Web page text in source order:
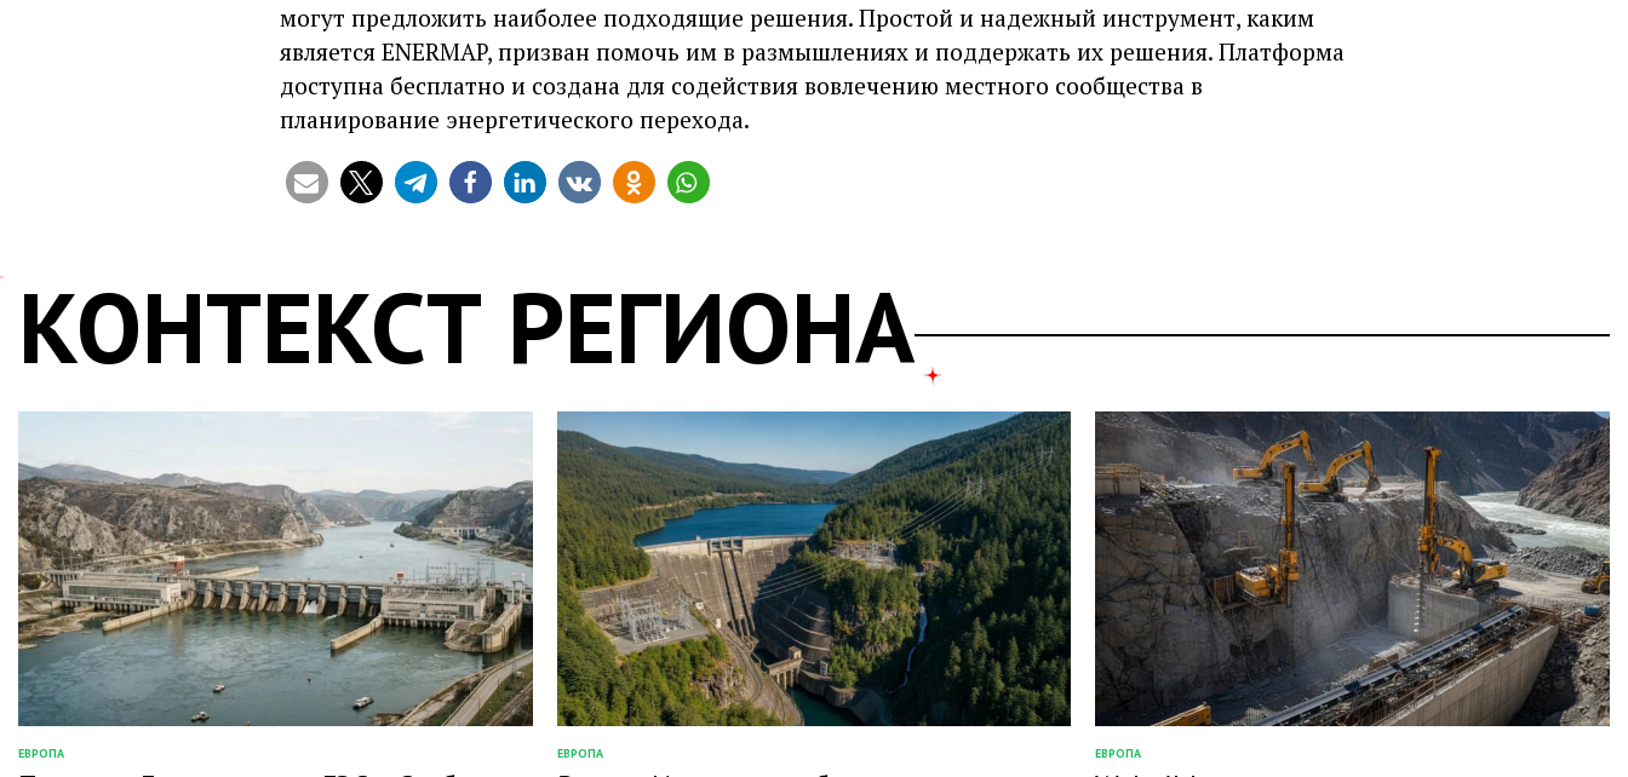
могут предложить наиболее подходящие решения. Простой и надежный инструмент, каким
является ENERMAP, призван помочь им в размышлениях и поддержать их решения. Платформа
доступна бесплатно и создана для содействия вовлечению местного сообщества в
планирование энергетического перехода.
КОНТЕКСТ РЕГИОНА
ОПУБЛИКОВАНО
ЕВРОПА
ОПУБЛИКОВАНО
ЕВРОПА
ОПУБЛИКОВАНО
ЕВРОПА